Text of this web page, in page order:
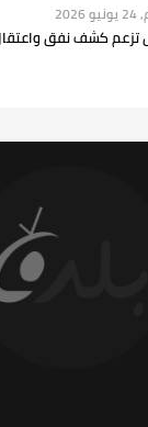
تزعم كشف نفق